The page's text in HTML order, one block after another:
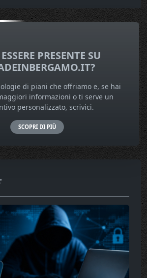
PRESENTE SU
di piani che offriamo e, se hai
informazioni o ti serve un
personalizzato, scrivici.
SCOPRI DI PIÙ